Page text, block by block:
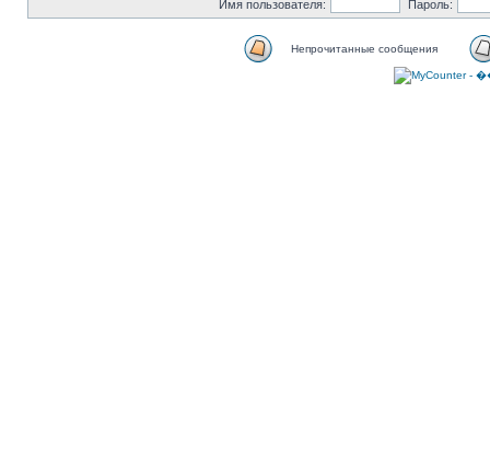
Имя пользователя: Пароль:
Непрочитанные сообщения